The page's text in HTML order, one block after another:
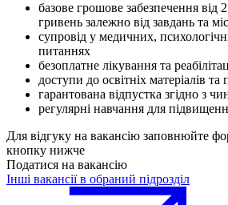
⁠базове грошове забезпечення від
гривень залежно від завдань та
⁠супровід у медичних,
питаннях
⁠безоплатне лікування та
⁠доступи до освітніх матеріалів та
⁠гарантована відпустка згідно з
⁠регулярні навчання для
Для відгуку на вакансію заповнюйте
кнопку нижче
Податися на вакансію
Інші вакансії в обраний підрозділ